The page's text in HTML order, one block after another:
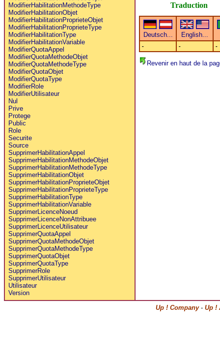
ModifierHabilitationMethodeType
ModifierHabilitationObjet
ModifierHabilitationProprieteObjet
ModifierHabilitationProprieteType
ModifierHabilitationType
ModifierHabilitationVariable
ModifierQuotaAppel
ModifierQuotaMethodeObjet
ModifierQuotaMethodeType
ModifierQuotaObjet
ModifierQuotaType
ModifierRole
ModifierUtilisateur
Nul
Prive
Protege
Public
Role
Securite
Source
SupprimerHabilitationAppel
SupprimerHabilitationMethodeObjet
SupprimerHabilitationMethodeType
SupprimerHabilitationObjet
SupprimerHabilitationProprieteObjet
SupprimerHabilitationProprieteType
SupprimerHabilitationType
SupprimerHabilitationVariable
SupprimerLicenceNoeud
SupprimerLicenceNonAttribuee
SupprimerLicenceUtilisateur
SupprimerQuotaAppel
SupprimerQuotaMethodeObjet
SupprimerQuotaMethodeType
SupprimerQuotaObjet
SupprimerQuotaType
SupprimerRole
SupprimerUtilisateur
Utilisateur
Version
Traduction
- - -
Revenir en haut de la
Up ! Company- Up !